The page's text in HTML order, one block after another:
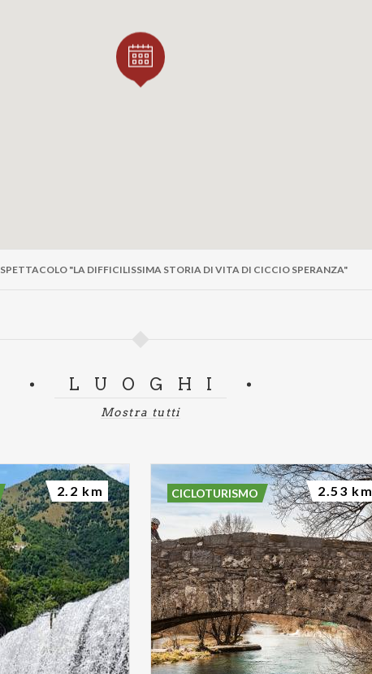
SPETTACOLO "LA DIFFICILISSIMA STORIA DI VITA DI CICCIO SPERANZA"
LUOGHI
Mostra tutti
2.2 km CICLOTURISMO 2.53 km